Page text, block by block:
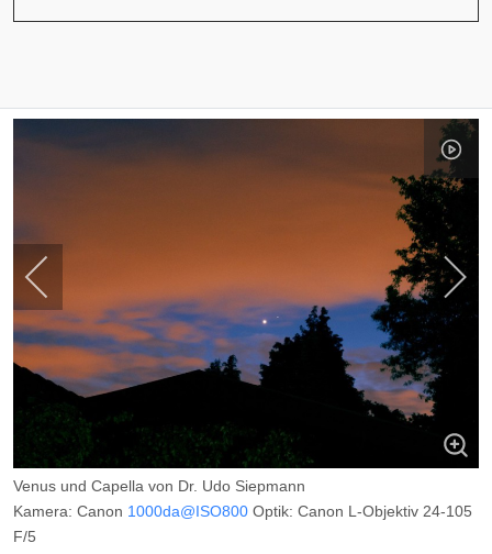
Venus und Capella von Dr. Udo Siepmann
Kamera: Canon 1000da@ISO800 Optik: Canon L-Objektiv 24-105
F/5